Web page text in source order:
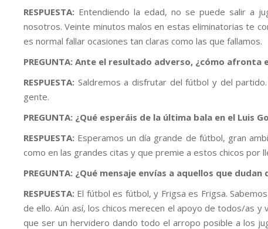
RESPUESTA: Entendiendo la edad, no se puede salir a
nosotros. Veinte minutos malos en estas eliminatorias te
es normal fallar ocasiones tan claras como las que fallamos.
PREGUNTA: Ante el resultado adverso, ¿cómo
RESPUESTA: Saldremos a disfrutar del fútbol y del
gente.
PREGUNTA: ¿Qué esperáis de la última bala en el
RESPUESTA: Esperamos un día grande de fútbol, gran
como en las grandes citas y que premie a estos chicos por
PREGUNTA: ¿Qué mensaje envías a aquellos que
RESPUESTA: El fútbol es fútbol, y Frigsa es Frigsa.
de ello. Aún así, los chicos merecen el apoyo de todos/as
que ser un hervidero dando todo el arropo posible a los